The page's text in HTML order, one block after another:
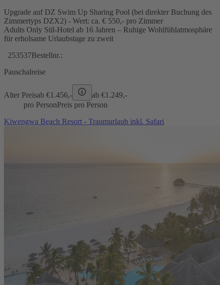
Upgrade auf DZ Swim Up Sharing Pool (bei direkter Buchung des
Zimmertyps DZX2) - Wert: ca. € 550,- pro Zimmer
Adults Only Stil-Hotel ab 16 Jahren – Ruhige Wohlfühlatmosphäre
für erholsame Urlaubstage zu zweit
253537Bestellnr.:
Pauschalreise
Alter Preisab €1.456,- ab €1.249,-
pro PersonPreis pro Person
Kiwengwa Beach Resort - Traumurlaub inkl. Safari